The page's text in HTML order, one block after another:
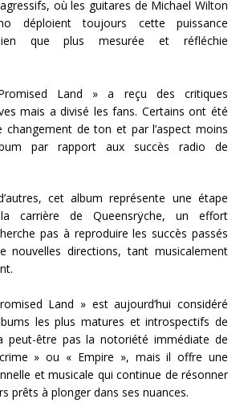
où les guitares de Michael Wilton
déploient toujours cette puissance
que plus mesurée et réfléchie
Land » a reçu des critiques
mais a divisé les fans. Certains ont été
changement de ton et par l’aspect moins
par rapport aux succès radio de
cet album représente une étape
carrière de Queensrÿche, un effort
pas à reproduire les succès passés
nouvelles directions, tant musicalement
Land » est aujourd’hui considéré
les plus matures et introspectifs de
peut-être pas la notoriété immédiate de
» ou « Empire », mais il offre une
et musicale qui continue de résonner
prêts à plonger dans ses nuances.